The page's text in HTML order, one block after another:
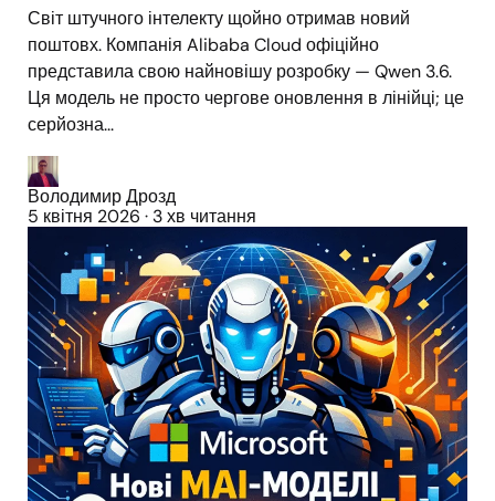
Світ штучного інтелекту щойно отримав новий
поштовх. Компанія Alibaba Cloud офіційно
представила свою найновішу розробку — Qwen 3.6.
Ця модель не просто чергове оновлення в лінійці; це
серйозна...
Володимир Дрозд
5 квітня 2026 · 3 хв читання